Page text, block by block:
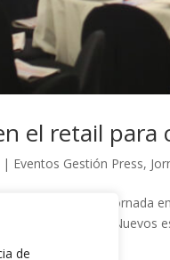
de
el retail para
| Eventos Gestión Press,
conseguir el éxito
bajo el título «Nuevos